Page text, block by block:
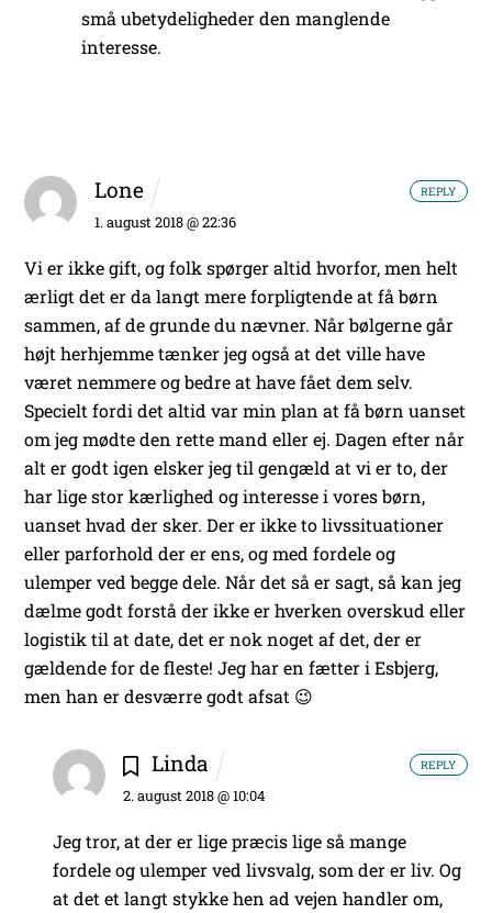
små ubetydeligheder den manglende
interesse.
Lone
1. august 2018 @ 22:36
Vi er ikke gift, og folk spørger altid hvorfor, men helt
ærligt det er da langt mere forpligtende at få børn
sammen, af de grunde du nævner. Når bølgerne går
højt herhjemme tænker jeg også at det ville have
været nemmere og bedre at have fået dem selv.
Specielt fordi det altid var min plan at få børn uanset
om jeg mødte den rette mand eller ej. Dagen efter når
alt er godt igen elsker jeg til gengæld at vi er to, der
har lige stor kærlighed og interesse i vores børn,
uanset hvad der sker. Der er ikke to livssituationer
eller parforhold der er ens, og med fordele og
ulemper ved begge dele. Når det så er sagt, så kan jeg
dælme godt forstå der ikke er hverken overskud eller
logistik til at date, det er nok noget af det, der er
gældende for de fleste! Jeg har en fætter i Esbjerg,
men han er desværre godt afsat 😉
REPLY
Linda
2. august 2018 @ 10:04
Jeg tror, at der er lige præcis lige så mange
fordele og ulemper ved livsvalg, som der er liv. Og
at det et langt stykke hen ad vejen handler om,
REPLY